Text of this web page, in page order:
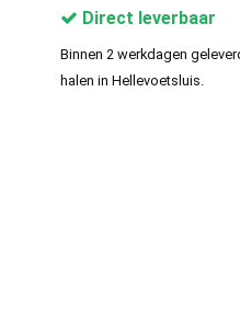
Direct leverbaar
Binnen 2 werkdagen
halen in Hellevoetsluis.